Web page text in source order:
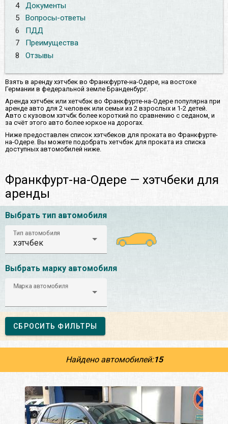
4
Документы
5
Вопросы-ответы
6
ПДД
7
Преимущества
8
Отзывы
Взять в аренду хэтчбек во Франкфурте-на-Одере, на востоке
Германии в федеральной земле Бранденбург.
Аренда хэтчбек или хетчбэк во Франкфурте-на-Одере популярна при
аренде авто для 2 человек или семьи из 2 взрослых и 1-2 детей.
Авто с кузовом хэтчбк более короткий по сравнению с седаном, и
за счёт этого авто более юркое на дорогах.
Ниже предоставлен список хэтчбеков для проката во Франкфурте-
на-Одере. Вы можете подобрать хетчбэк для проката из списка
доступных автомобилей ниже.
Франкфурт-на-Одере — хэтчбеки для
аренды
Выбрать тип автомобиля
Тип автомобиля
хэтчбек
Выбрать марку автомобиля
Марка автомобиля
СБРОСИТЬ ФИЛЬТРЫ
Найдено автомобилей:15